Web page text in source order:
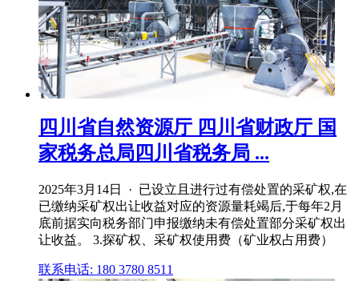
四川省自然资源厅 四川省财政厅 国
家税务总局四川省税务局 ...
2025年3月14日 · 已设立且进行过有偿处置的采矿权,在
已缴纳采矿权出让收益对应的资源量耗竭后,于每年2月
底前据实向税务部门申报缴纳未有偿处置部分采矿权出
让收益。 3.探矿权、采矿权使用费（矿业权占用费）
联系电话: 180 3780 8511